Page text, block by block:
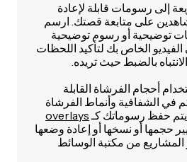
إلى رسومات قابلة لإعادة
على متابعة قصتك. ارسم
توضيحية أو رسوم توضيحية
الخاص بك لتأكيد اللحظات
بالضبط حيث تريده.
أحجام الفرشاة القابلة
في الشفافية وأنماط الفرشاة
يتم حفظ رسوماتك كـoverlays
حجمها أو نسخها أو إعادة وضعها
المشاريع من مكتبة الوسائط